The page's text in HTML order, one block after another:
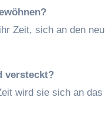
Zeit, sich an den
versteckt?
wird sie sich an das